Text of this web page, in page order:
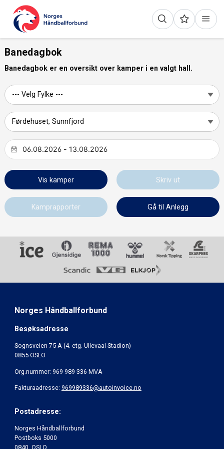
Banedagbok
Banedagbok er en oversikt over kamper i en valgt hall.
Vis kamper Skriv ut
Kamprapporter Gå til Anlegg
Norges Håndballforbund
Besøksadresse
Sognsveien 75 A (4. etg. Ullevaal Stadion)
0855 OSLO
Org.nummer: 969 989 336 MVA
Fakturaadresse: 969989336@autoinvoice.no
Postadresse:
Norges Håndballforbund
Postboks 5000
0840 OSLO